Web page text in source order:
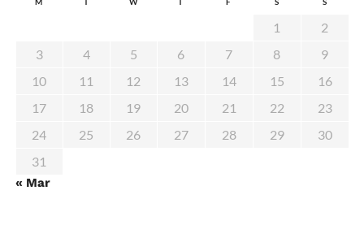
1
2
3
4 5 6 7 8
9
10
11 12 13 14 15
16
17
18 19 20 21 22
23
24
25 26 27 28 29
30
31
« Mar